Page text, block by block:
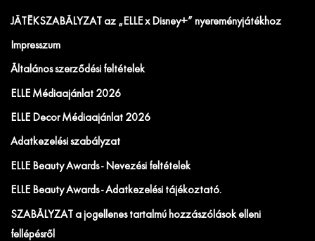
JÁTÉKSZABÁLYZAT az „ELLE x Disney+” nyereményjátékhoz
Impresszum
Általános szerződési feltételek
ELLE Médiaajánlat 2026
ELLE Decor Médiaajánlat 2026
Adatkezelési szabályzat
ELLE Beauty Awards - Nevezési feltételek
ELLE Beauty Awards - Adatkezelési tájékoztató.
SZABÁLYZAT a jogellenes tartalmú hozzászólások elleni
fellépésről